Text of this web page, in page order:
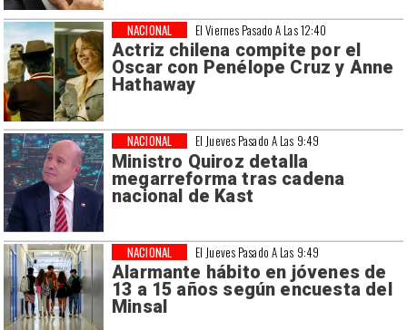
El Viernes Pasado A Las 12:40
Actriz chilena compite por el
Oscar con Penélope Cruz y Anne
Hathaway
NACIONAL
El Jueves Pasado A Las 9:49
Ministro Quiroz detalla
megarreforma tras cadena
nacional de Kast
NACIONAL
El Jueves Pasado A Las 9:49
Alarmante hábito en jóvenes de
13 a 15 años según encuesta del
Minsal
NACIONAL